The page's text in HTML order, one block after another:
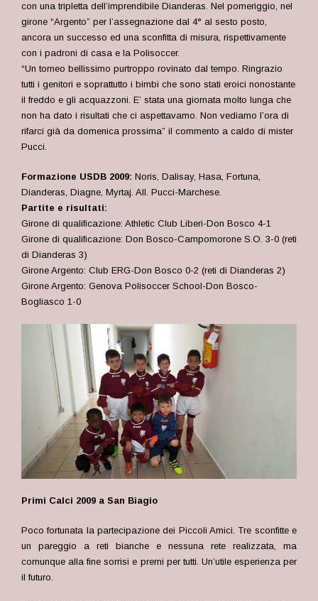
con una tripletta dell’imprendibile Dianderas. Nel pomeriggio, nel
girone “Argento” per l’assegnazione dal 4° al sesto posto,
ancora un successo ed una sconfitta di misura, rispettivamente
con i padroni di casa e la Polisoccer.
“Un torneo bellissimo purtroppo rovinato dal tempo. Ringrazio
tutti i genitori e soprattutto i bimbi che sono stati eroici nonostante
il freddo e gli acquazzoni. E’ stata una giornata molto lunga che
non ha dato i risultati che ci aspettavamo. Non vediamo l’ora di
rifarci già da domenica prossima” il commento a caldo di mister
Pucci.
Formazione USDB 2009: Noris, Dalisay, Hasa, Fortuna,
Dianderas, Diagne, Myrtaj. All. Pucci-Marchese.
Partite e risultati:
Girone di qualificazione: Athletic Club Liberi-Don Bosco 4-1
Girone di qualificazione: Don Bosco-Campomorone S.O. 3-0 (reti
di Dianderas 3)
Girone Argento: Club ERG-Don Bosco 0-2 (reti di Dianderas 2)
Girone Argento: Genova Polisoccer School-Don Bosco-
Bogliasco 1-0
Primi Calci 2009 a San Biagio
Poco fortunata la partecipazione dei Piccoli Amici. Tre sconfitte e
un pareggio a reti bianche e nessuna rete realizzata, ma
comunque alla fine sorrisi e premi per tutti. Un’utile esperienza per
il futuro.